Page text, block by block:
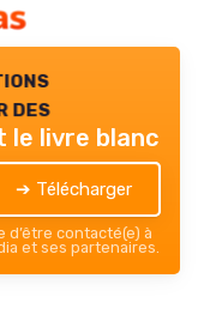
des
le livre blanc
➔ Télécharger
d’être contacté(e) à
et ses partenaires.